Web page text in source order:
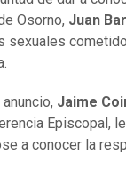
Osorno, Juan
sexuales
Jaime
Episcopal,
a conocer la